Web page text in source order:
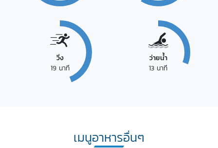
วิ่ง
19นาที
ว่ายน้ำ
13 นาที
เมนูอาหารอื่นๆ